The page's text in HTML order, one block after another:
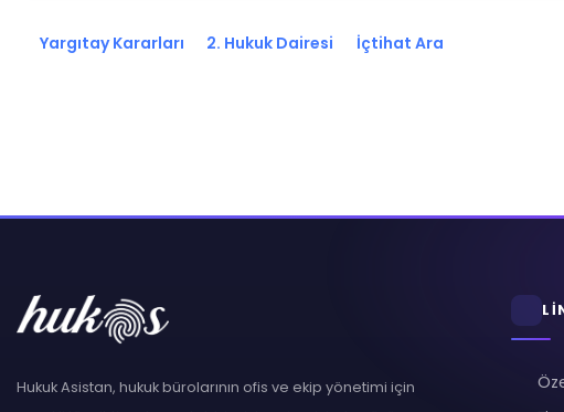
Yargıtay Kararları 2. Hukuk Dairesi İçtihat Ara
Hukuk Asistan, hukuk bürolarının ofis ve ekip yönetimi için